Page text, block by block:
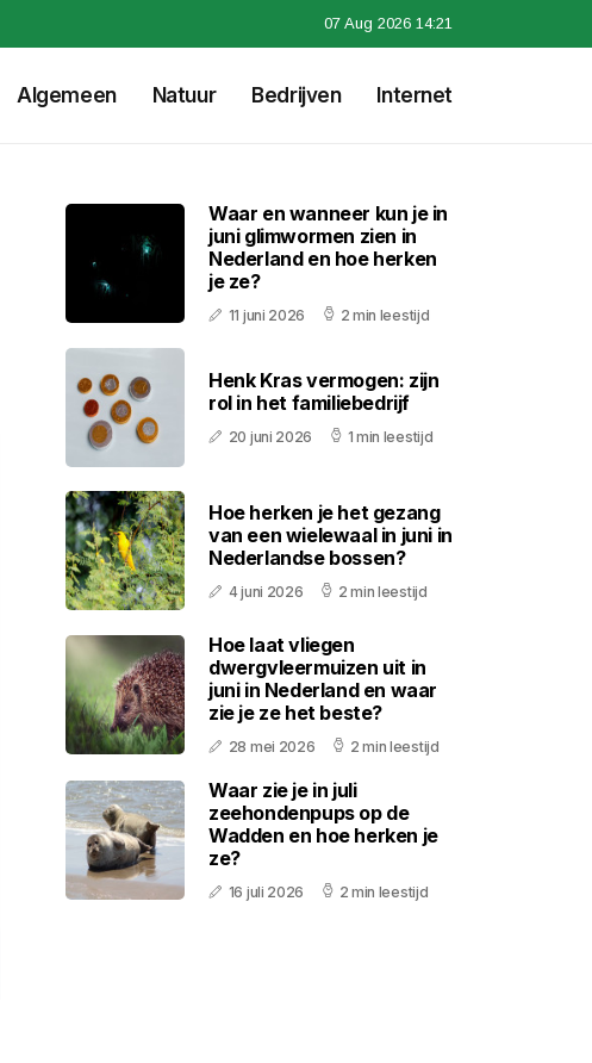
07 Aug 2026 14:21
Algemeen Natuur Bedrijven Internet
Waar en wanneer kun je in
juni glimwormen zien in
Nederland en hoe herken
je ze?
11 juni 2026 2 min leestijd
Henk Kras vermogen: zijn
rol in het familiebedrijf
20 juni 2026 1 min leestijd
Hoe herken je het gezang
van een wielewaal in juni in
Nederlandse bossen?
4 juni 2026 2 min leestijd
Hoe laat vliegen
dwergvleermuizen uit in
juni in Nederland en waar
zie je ze het beste?
28 mei 2026 2 min leestijd
Waar zie je in juli
zeehondenpups op de
Wadden en hoe herken je
ze?
16 juli 2026 2 min leestijd